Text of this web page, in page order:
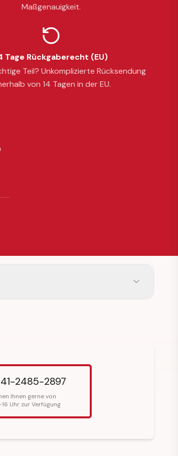
Maßgenauigkeit.
Tage Rückgaberecht (EU)
Teil? Unkomplizierte Rücksendung
von 14 Tagen in der EU.
2485-2897
Ihnen gerne von
16 Uhr zur Verfügung